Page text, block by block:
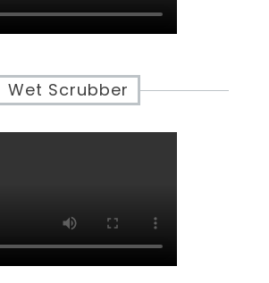
Wet Scrubber